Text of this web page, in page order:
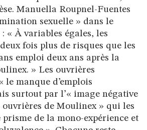
Manuella Roupnel-Fuentes
sexuelle » dans le
« À variables égales, les
fois plus de risques que les
emploi deux ans après la
» Les ouvrières
le manque d’emplois
surtout par l’« image négative
de Moulinex » qui les
prisme de la mono-expérience et